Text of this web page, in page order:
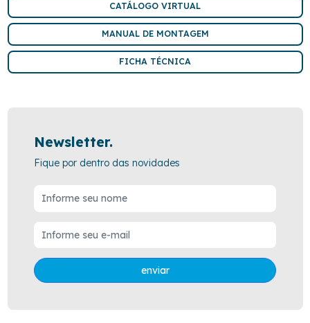
CATÁLOGO VIRTUAL
MANUAL DE MONTAGEM
FICHA TÉCNICA
Newsletter.
Fique por dentro das novidades
enviar